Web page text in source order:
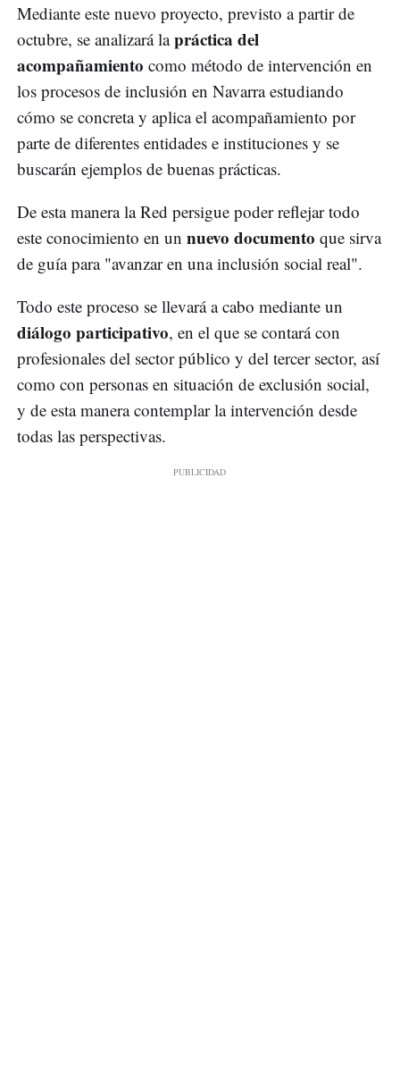
Mediante este nuevo proyecto, previsto a partir de
octubre, se analizará lapráctica del
acompañamiento como método de intervención en
los procesos de inclusión en Navarra estudiando
cómo se concreta y aplica el acompañamiento por
parte de diferentes entidades e instituciones y se
buscarán ejemplos de buenas prácticas.
De esta manera la Red persigue poder reflejar todo
este conocimiento en un nuevo documento que sirva
de guía para "avanzar en una inclusión social real".
Todo este proceso se llevará a cabo mediante un
diálogo participativo, en el que se contará con
profesionales del sector público y del tercer sector, así
como con personas en situación de exclusión social,
y de esta manera contemplar la intervención desde
todas las perspectivas.